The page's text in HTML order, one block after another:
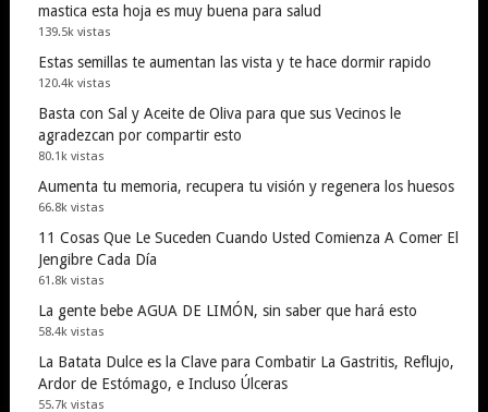
mastica esta hoja es muy buena para salud
139.5k vistas
Estas semillas te aumentan las vista y te hace dormir rapido
120.4k vistas
Basta con Sal y Aceite de Oliva para que sus Vecinos le
agradezcan por compartir esto
80.1k vistas
Aumenta tu memoria, recupera tu visión y regenera los huesos
66.8k vistas
11 Cosas Que Le Suceden Cuando Usted Comienza A Comer El
Jengibre Cada Día
61.8k vistas
La gente bebe AGUA DE LIMÓN, sin saber que hará esto
58.4k vistas
La Batata Dulce es la Clave para Combatir La Gastritis, Reflujo,
Ardor de Estómago, e Incluso Úlceras
55.7k vistas